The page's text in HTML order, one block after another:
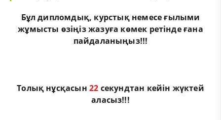
Бұлдипломдық, курстықнемесеғылыми
жұмысты өзіңіз жазуға көмек ретінде ғана
пайдаланыңыз!!!
Толық нұсқасын21 секундтан кейін жүктей
аласыз!!!